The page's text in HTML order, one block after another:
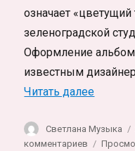
означает
зеленоградской
Оформление
известным
Читать далее
Автор
Светлана Музыка
комментариев